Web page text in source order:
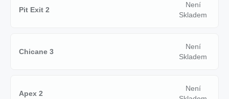
Pit Exit 2
Není
Skladem
Chicane 3
Není
Skladem
Apex 2
Není